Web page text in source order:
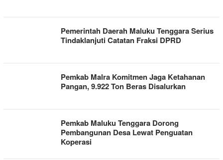
Pemerintah Daerah Maluku Tenggara Serius
Tindaklanjuti Catatan Fraksi DPRD
Pemkab Malra Komitmen Jaga Ketahanan
Pangan, 9.922 Ton Beras Disalurkan
Pemkab Maluku Tenggara Dorong
Pembangunan Desa Lewat Penguatan
Koperasi